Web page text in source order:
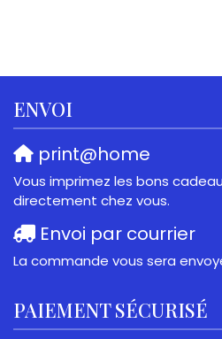
ENVOI
print@home
Vous imprimez les bons
directement chez vous.
Envoi par courrier
La commande vous sera
PAIEMENT SÉCURISÉ